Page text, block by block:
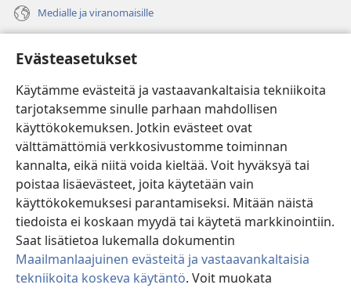
Evästeasetukset
Käytämme evästeitä ja vastaavankaltaisia tekniikoita
tarjotaksemme sinulle parhaan mahdollisen
käyttökokemuksen. Jotkin evästeet ovat
välttämättömiä verkkosivustomme toiminnan
kannalta, eikä niitä voida kieltää. Voit hyväksyä tai
poistaa lisäevästeet, joita käytetään vain
käyttökokemuksesi parantamiseksi. Mitään näistä
tiedoista ei koskaan myydä tai käytetä markkinointiin.
Saat lisätietoa lukemalla dokumentin
Maailmanlaajuinen evästeitä ja vastaavankaltaisia
tekniikoita koskeva käytäntö. Voit muokata
Medialle ja viranomaisille
(avaa
uuden
ikkunan)Vartiotornin VERKKOKIRJASTO
(avaa
uuden
ikkunan)JW Hub ®
(avaa
uuden
ikkunan)
®
Watchtower Library